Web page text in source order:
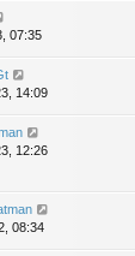
07:35
14:09
12:26
08:34